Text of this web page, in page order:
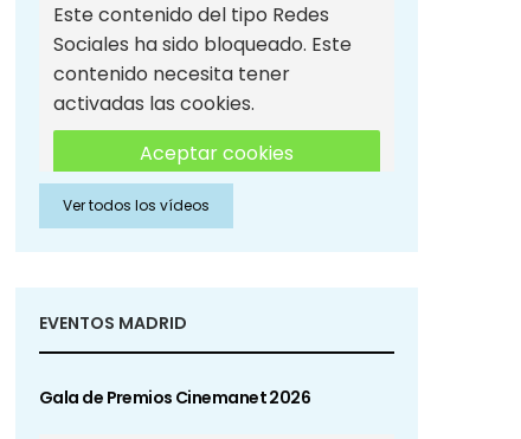
Este contenido del tipo Redes
Sociales ha sido bloqueado. Este
contenido necesita tener
activadas las cookies.
Aceptar cookies
Aceptar cookies de Redes
Sociales
Ver todos los vídeos
EVENTOS MADRID
Gala de Premios Cinemanet 2026